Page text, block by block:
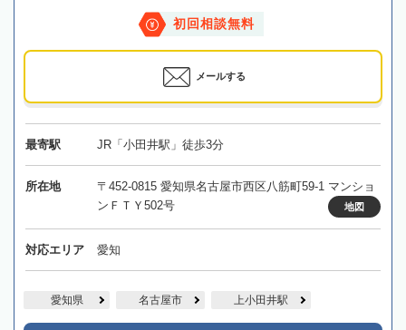
初回相談無料
メールする
最寄駅 JR「小田井駅」徒歩3分
所在地
〒452-0815 愛知県名古屋市西区八筋町59-1 マンショ
ンＦＴＹ502号
地図
対応エリア 愛知
愛知県 名古屋市 上小田井駅